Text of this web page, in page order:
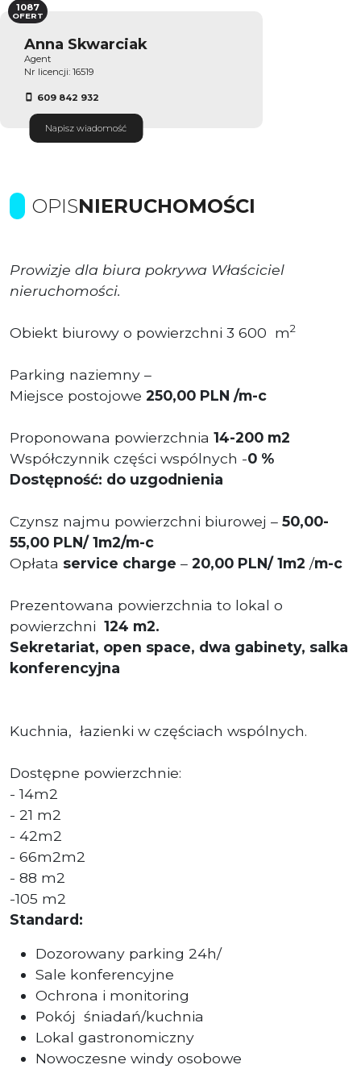
Anna Skwarciak
Agent
Nr licencji: 16519
609 842 932
Napisz wiadomość
1087
OFERT
OPISNIERUCHOMOŚCI
Prowizje dla biura pokrywa Właściciel
nieruchomości.
Obiekt biurowy o powierzchni 3 600 m2
Parking naziemny –
Miejsce postojowe 250,00 PLN /m-c
Proponowana powierzchnia 14-200 m2
Współczynnik części wspólnych -0 %
Dostępność: do uzgodnienia
Czynsz najmu powierzchni biurowej – 50,00-
55,00 PLN/ 1m2/m-c
Opłata service charge – 20,00 PLN/ 1m2 /m-c
Prezentowana powierzchnia to lokal o
powierzchni 124 m2.
Sekretariat, open space, dwa gabinety, salka
konferencyjna
Kuchnia, łazienki w częściach wspólnych.
Dostępne powierzchnie:
- 14m2
- 21 m2
- 42m2
- 66m2m2
- 88 m2
-105 m2
Standard:
Dozorowany parking 24h/
Sale konferencyjne
Ochrona i monitoring
Pokój śniadań/kuchnia
Lokal gastronomiczny
Nowoczesne windy osobowe